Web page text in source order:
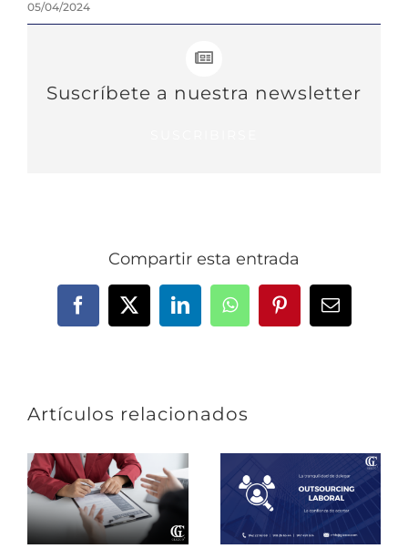
05/04/2024
Suscríbete a nuestra newsletter
Compartir esta entrada
Facebook
X LinkedInWhatsAppPinterestCorreo
Artículos relacionados